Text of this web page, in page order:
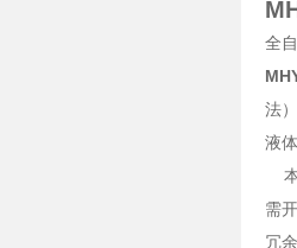
全
法
液
本
需
冗